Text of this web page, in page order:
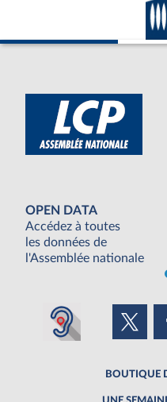
OPEN DATA
Accédez à toutes
les données de
l'Assemblée nationale
BOUTIQUE